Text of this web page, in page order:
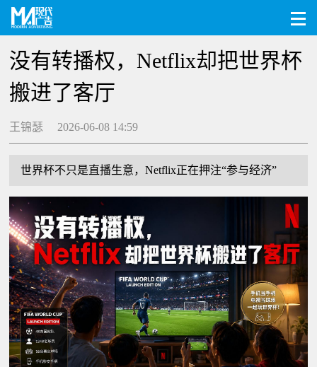
没有转播权，Netflix却把世界杯
搬进了客厅
王锦瑟 2026-06-08 14:59
世界杯不只是直播生意，Netflix正在押注“参与经济”